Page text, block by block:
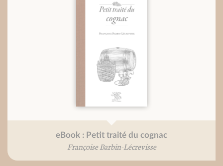
eBook : Petit traité du cognac
Françoise Barbin-Lécrevisse